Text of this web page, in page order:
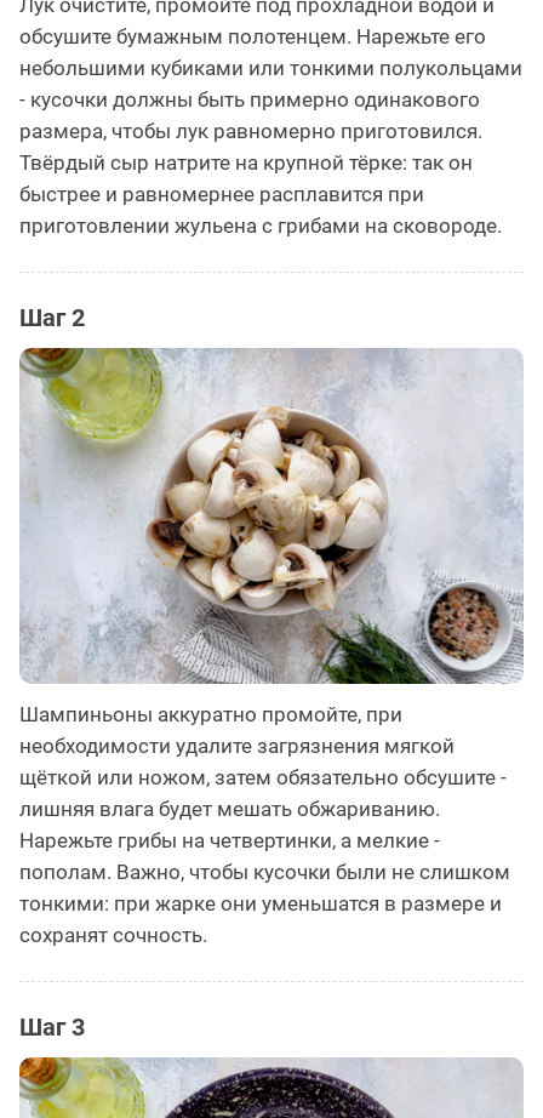
обсушите бумажным полотенцем. Нарежьте его
небольшими кубиками или тонкими полукольцами
- кусочки должны быть примерно одинакового
размера, чтобы лук равномерно приготовился.
Твёрдый сыр натрите на крупной тёрке: так он
быстрее и равномернее расплавится при
приготовлении жульена с грибами на сковороде.
Шаг 2
Шампиньоны аккуратно промойте, при
необходимости удалите загрязнения мягкой
щёткой или ножом, затем обязательно обсушите -
лишняя влага будет мешать обжариванию.
Нарежьте грибы на четвертинки, а мелкие -
пополам. Важно, чтобы кусочки были не слишком
тонкими: при жарке они уменьшатся в размере и
сохранят сочность.
Шаг 3